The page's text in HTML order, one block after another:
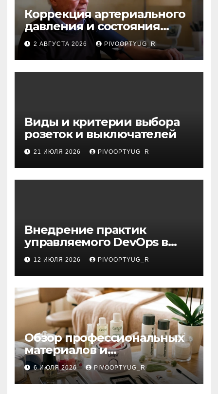
Коррекция артериального
давления и состояния
сосудов в профилактике
инсульта
2 АВГУСТА 2026 PIVOOPTYUG_R
Виды и критерии выбора
розеток и выключателей
21 ИЮЛЯ 2026 PIVOOPTYUG_R
Внедрение практик
управляемого DevOps в
корпоративную ИТ-
инфраструктуру
12 ИЮЛЯ 2026 PIVOOPTYUG_R
Обзор профессиональных
материалов и
инструментов для
маникюра, депиляции,
наращивания ресниц и
6 ИЮЛЯ 2026 PIVOOPTYUG_R